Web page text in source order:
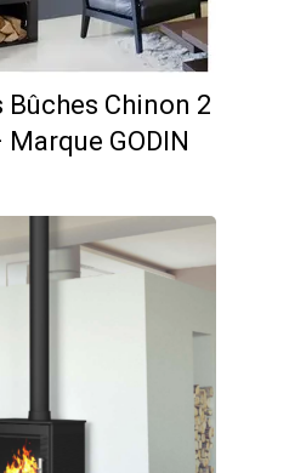
Bûches Chinon 2
Marque GODIN